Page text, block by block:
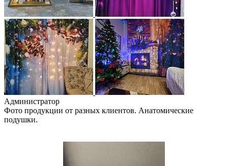
Администратор
Фото продукции от разных клиентов. Анатомические
подушки.